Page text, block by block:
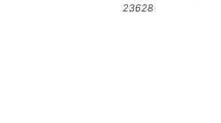
23628